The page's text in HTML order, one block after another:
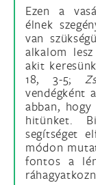
Ezen a
élnek
van
alkalom
akit
18, 3-5;
vendégként
abban,
hitünket.
segítséget
módon
fontos a